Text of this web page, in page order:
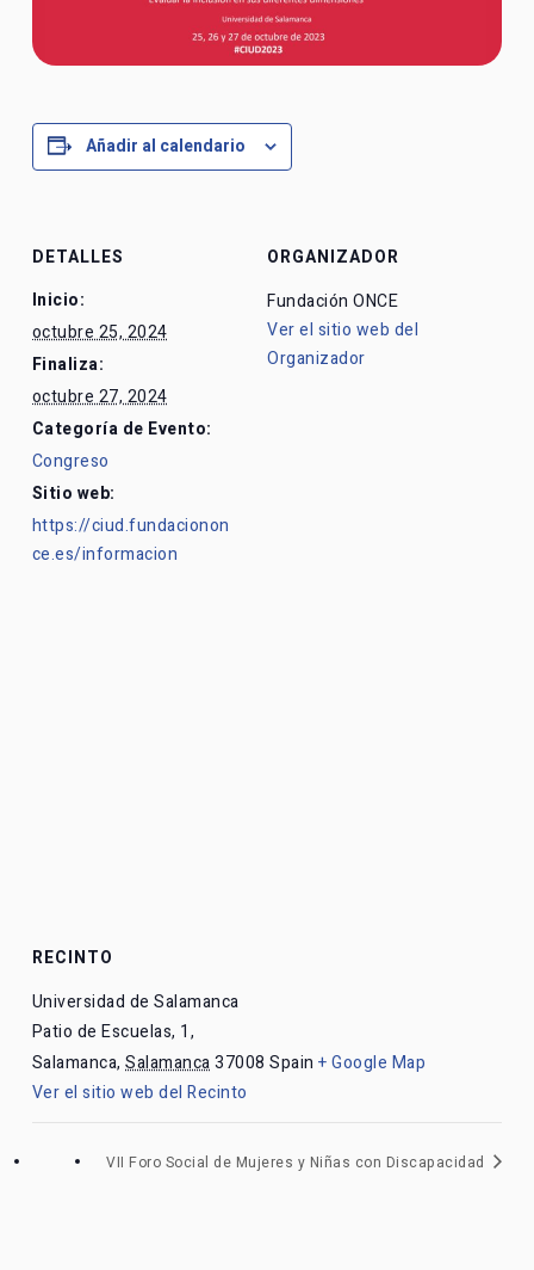
Añadir al calendario
DETALLES
Inicio:
octubre 25, 2024
Finaliza:
octubre 27, 2024
Categoría de Evento:
Congreso
Sitio web:
https://ciud.fundacionon
ce.es/informacion
ORGANIZADOR
Fundación ONCE
Ver el sitio web del
Organizador
RECINTO
Universidad de Salamanca
Patio de Escuelas, 1,
Salamanca, Salamanca 37008 Spain + Google Map
Ver el sitio web del Recinto
VII Foro Social de Mujeres y Niñas con Discapacidad